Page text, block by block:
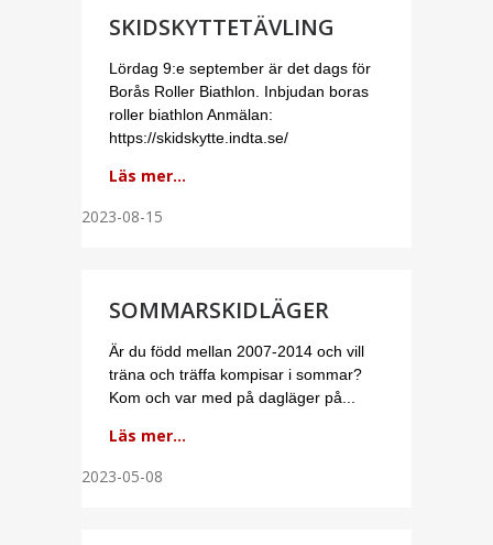
SKIDSKYTTETÄVLING
Lördag 9:e september är det dags för
Borås Roller Biathlon. Inbjudan boras
roller biathlon Anmälan:
https://skidskytte.indta.se/
Läs mer...
2023-08-15
SOMMARSKIDLÄGER
Är du född mellan 2007-2014 och vill
träna och träffa kompisar i sommar?
Kom och var med på dagläger på...
Läs mer...
2023-05-08